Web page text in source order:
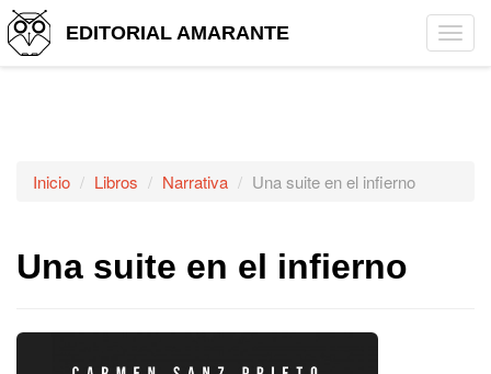
EDITORIAL AMARANTE
Inicio Libros Narrativa Una suite en el infierno
Una suite en el infierno